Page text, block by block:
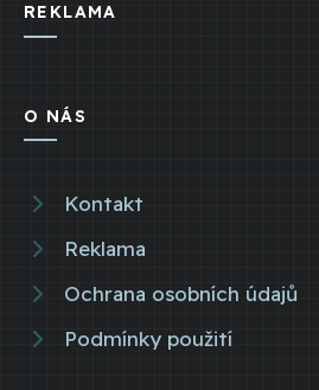
REKLAMA
O NÁS
Kontakt
Reklama
Ochrana osobních údajů
Podmínky použití